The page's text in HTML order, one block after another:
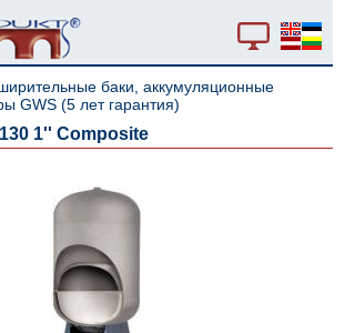
баки, аккумуляционные
GWS (5 лет гарантия)
1'' Composite